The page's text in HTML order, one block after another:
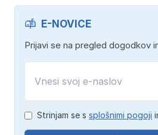
E-NOVICE
Prijavi se na pregled dogodkov
Strinjam se s splošnimi pogoji